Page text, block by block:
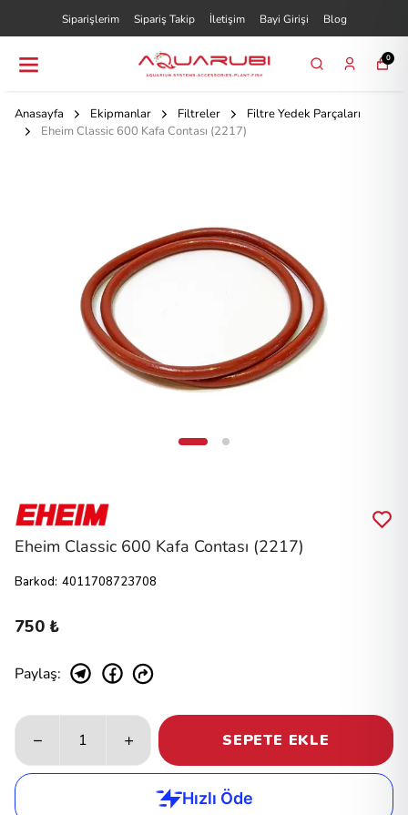
Siparişlerim Sipariş Takip İletişim Bayi Girişi Blog
0
Anasayfa Ekipmanlar Filtreler
Filtre Yedek Parçaları
Eheim Classic 600 Kafa Contası (2217)
Eheim Classic 600 Kafa Contası (2217)
Barkod: 4011708723708
750 ₺
Paylaş:
SEPETE EKLE